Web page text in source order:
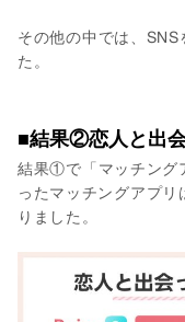
その他の中では、
た。
■結果②恋人と出
結果①で「マッチング
ったマッチングアプ
りました。